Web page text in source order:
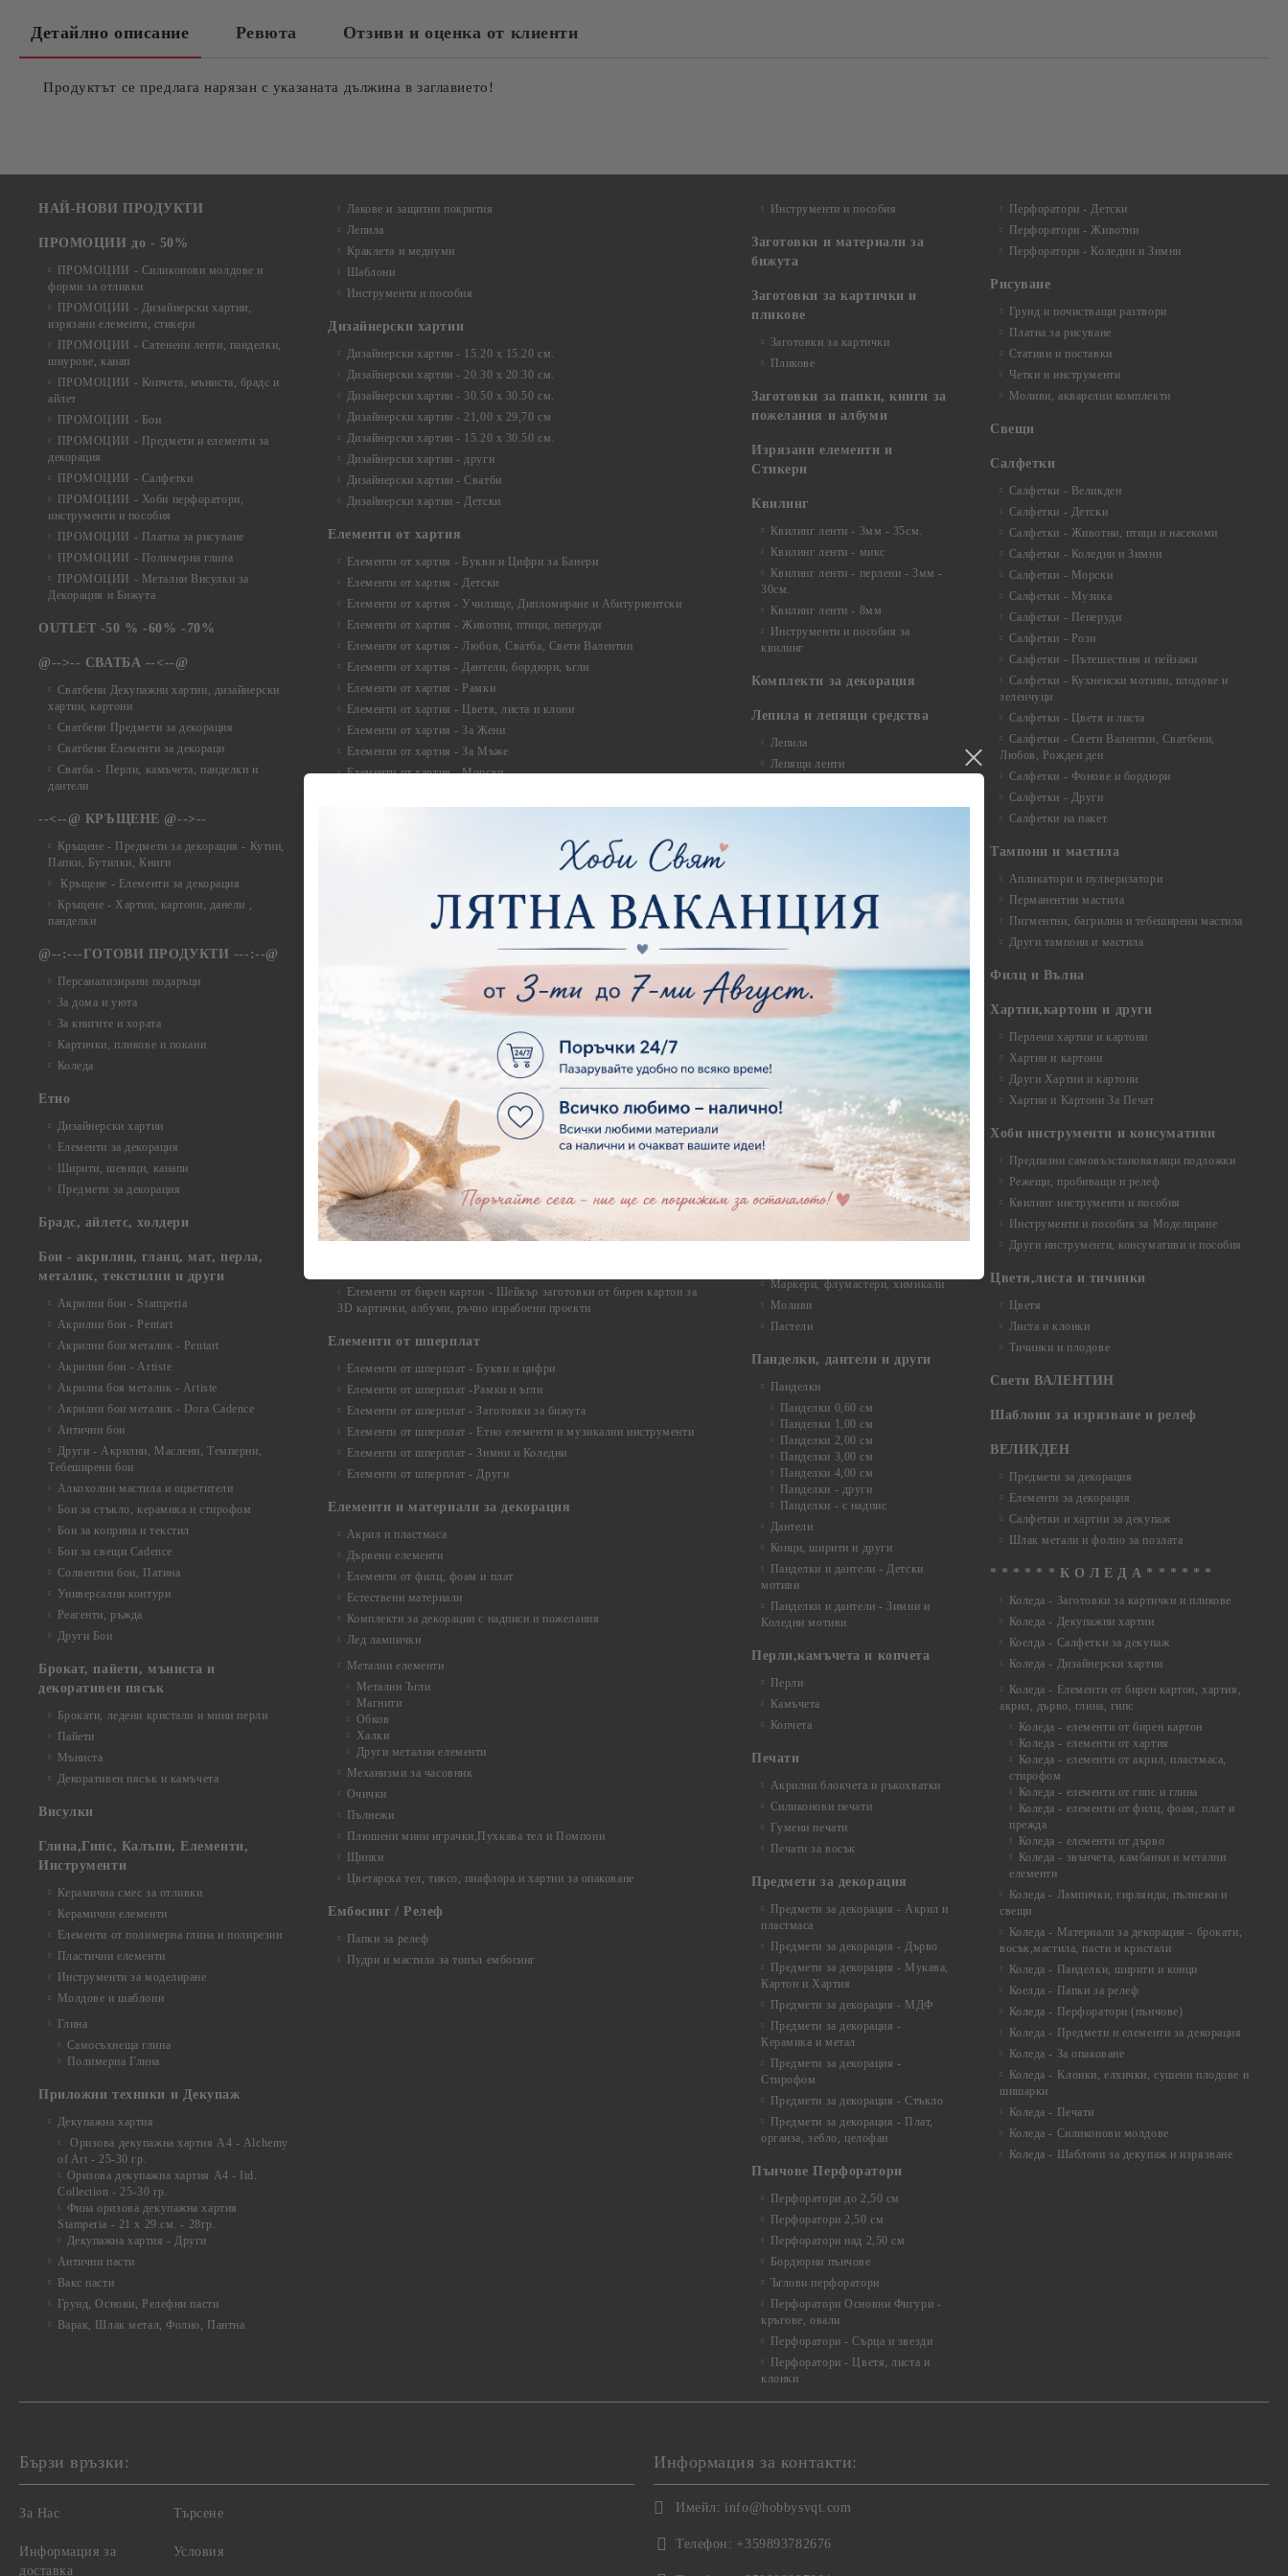
Детайлно описание Ревюта Отзиви и оценка от клиенти
Продуктът се предлага нарязан с указаната дължина в заглавието!
НАЙ-НОВИ ПРОДУКТИ
ПРОМОЦИИ до - 50%
ПРОМОЦИИ - Силиконови молдове и
форми за отливки
ПРОМОЦИИ - Дизайнерски хартии,
изрязани елементи, стикери
ПРОМОЦИИ - Сатенени ленти, панделки,
шнурове, канап
ПРОМОЦИИ - Копчета, мъниста, брадс и
айлет
ПРОМОЦИИ - Бои
ПРОМОЦИИ - Предмети и елементи за
декорация
ПРОМОЦИИ - Салфетки
ПРОМОЦИИ - Хоби перфоратори,
инструменти и пособия
ПРОМОЦИИ - Платна за рисуване
ПРОМОЦИИ - Полимерна глина
ПРОМОЦИИ - Метални Висулки за
Декорация и Бижута
OUTLET -50 % -60% -70%
@-->-- СВАТБА --<--@
Сватбени Декупажни хартии, дизайнерски
хартии, картони
Сватбени Предмети за декорация
Сватбени Елементи за декораци
Сватба - Перли, камъчета, панделки и
дантели
--<--@ КРЪЩЕНЕ @-->--
Кръщене - Предмети за декорация - Кутии,
Папки, Бутилки, Книги
Кръщене - Елементи за декорация
Кръщене - Хартии, картони, данели ,
панделки
@--:---ГОТОВИ ПРОДУКТИ ---:--@
Персанализирани подаръци
За дома и уюта
За книгите и хората
Картички, пликове и покани
Коледа
Етно
Дизайнерски хартии
Елементи за декорация
Ширити, шевици, канапи
Предмети за декорация
Брадс, айлетс, холдери
Бои - акрилни, гланц, мат, перла,
металик, текстилни и други
Акрилни бои - Stamperia
Акрилни бои - Pentart
Акрилни бои металик - Pentart
Акрилни бои - Artiste
Акрилна боя металик - Artiste
Акрилни бои металик - Dora Cadence
Антични бои
Други - Акрилни, Маслени, Темперни,
Тебеширени бои
Алкохолни мастила и оцветители
Бои за стъкло, керамика и стирофом
Бои за коприна и текстил
Бои за свещи Cadence
Солвентни бои, Патина
Универсални контури
Реагенти, ръжда
Други Бои
Брокат, пайети, мъниста и
декоративен пясък
Брокати, ледени кристали и мини перли
Пайети
Мъниста
Декоративен пясък и камъчета
Висулки
Глина,Гипс, Калъпи, Елементи,
Инструменти
Керамична смес за отливки
Керамични елементи
Елементи от полимерна глина и полирезин
Пластични елементи
Инструменти за моделиране
Молдове и шаблони
Глина
Самосъхнеща глина
Полимерна Глина
Приложни техники и Декупаж
Декупажна хартия
Оризова декупажна хартия А4 - Alchemy
of Art - 25-30 гр.
Оризова декупажна хартия А4 - Itd.
Collection - 25-30 гр.
Фина оризова декупажна хартия
Stamperia - 21 х 29.см. - 28гр.
Декупажна хартия - Други
Антични пасти
Вакс пасти
Грунд, Основи, Релефни пасти
Варак, Шлак метал, Фолио, Пантна
Лакове и защитни покрития
Лепила
Краклета и медиуми
Шаблони
Инструменти и пособия
Дизайнерски хартии
Дизайнерски хартии - 15.20 х 15.20 см.
Дизайнерски хартии - 20.30 х 20.30 см.
Дизайнерски хартии - 30.50 х 30.50 см.
Дизайнерски хартии - 21,00 х 29,70 см
Дизайнерски хартии - 15.20 x 30.50 см.
Дизайнерски хартии - други
Дизайнерски хартии - Сватби
Дизайнерски хартии - Детски
Елементи от хартия
Елементи от хартия - Букви и Цифри за Банери
Елементи от хартия - Детски
Елементи от хартия - Училище, Дипломиране и Абитуриентски
Елементи от хартия - Животни, птици, пеперуди
Елементи от хартия - Любов, Сватба, Свети Валентин
Елементи от хартия - Дантели, бордюри, ъгли
Елементи от хартия - Рамки
Елементи от хартия - Цветя, листа и клони
Елементи от хартия - За Жени
Елементи от хартия - За Мъже
Елементи от хартия - Морски
Елементи от хартия - Многопластови елементи
Елементи от хартия - Готови композиции
Елементи от хартия - Микс елементи
Елементи от бирен картон
Елементи от бирен картон - Декоративни рамки
Елементи от бирен картон - Ъгли и орнаменти
Елементи от бирен картон - Сватба
Елементи от бирен картон - Училище, Дипломиране и Завършване
Елементи от бирен картон - Бебшки и Детски елементи
Елементи от бирен картон - Цветя и Животни
Елементи от бирен картон - Стиймпънк и Мъжки елементи
Елементи от бирен картон - Пътешестия - море, планина ,транспорт
Елементи от бирен картон - Други
Елементи от бирен картон - За миниатюри, дълбоки рамки, бебешки
съкровища и екслоадиращи кутии
Елементи от бирен картон - Шейкър заготовки от бирен картон за
3D картички, албуми, ръчно израбоени проекти
Елементи от шперплат
Елементи от шперплат - Букви и цифри
Елементи от шперплат -Рамки и ъгли
Елементи от шперплат - Заготовки за бижута
Елементи от шперплат - Етно елементи и музикални инструменти
Елементи от шперплат - Зимни и Коледни
Елементи от шперплат - Други
Елементи и материали за декорация
Акрил и пластмаса
Дървени елементи
Елементи от филц, фоам и плат
Естествени материали
Комплекти за декорации с надписи и пожелания
Лед лампички
Метални елементи
Метални Ъгли
Магнити
Обков
Халки
Други метални елементи
Механизми за часовник
Очички
Пълнежи
Плюшени мини играчки,Пухкава тел и Помпони
Щипки
Цветарска тел, тиксо, пиафлора и хартии за опаковане
Ембосинг / Релеф
Папки за релеф
Пудри и мастила за топъл ембосинг
Инструменти и пособия
Заготовки и материали за
бижута
Заготовки за картички и
пликове
Заготовки за картички
Пликове
Заготовки за папки, книги за
пожелания и албуми
Изрязани елементи и
Стикери
Квилинг
Квилинг ленти - 3мм - 35см.
Квилинг ленти - микс
Квилинг ленти - перлени - 3мм -
30см.
Квилинг ленти - 8мм
Инструменти и пособия за
квилинг
Комплекти за декорация
Лепила и лепящи средства
Лепила
Лепящи ленти
Макраме Основи - до 6,00 см
Макраме Основи - 7,00 - 15,00 см
Макраме Основи - над 15,00 см
Макраме - Други материали
Опаковки
Мебелен обков и аксесоари
Дръжки
Закачалки
Крака за мебели
Други аксесоари, материали и
Моливи, маркери, химикали,
Маркери, флумастери, химикали
Моливи
Пастели
Панделки, дантели и други
Панделки
Панделки 0,60 см
Панделки 1,00 см
Панделки 2,00 см
Панделки 3,00 см
Панделки 4,00 см
Панделки - други
Панделки - с надпис
Дантели
Конци, ширити и други
Панделки и дантели - Детски
мотиви
Панделки и дантели - Зимни и
Коледни мотиви
Перли,камъчета и копчета
Перли
Камъчета
Копчета
Печати
Акрилни блокчета и ръкохватки
Силиконови печати
Гумени печати
Печати за восък
Предмети за декорация
Предмети за декорация - Акрил и
пластмаса
Предмети за декорация - Дърво
Предмети за декорация - Мукава,
Картон и Хартия
Предмети за декорация - МДФ
Предмети за декорация -
Керамика и метал
Предмети за декорация -
Стирофом
Предмети за декорация - Стъкло
Предмети за декорация - Плат,
органза, зебло, целофан
Пънчове Перфоратори
Перфоратори до 2,50 см
Перфоратори 2,50 см
Перфоратори над 2,50 см
Бордюрни пънчове
Ъглови перфоратори
Перфоратори Основни Фигури -
кръгове, овали
Перфоратори - Сърца и звезди
Перфоратори - Цветя, листа и
клонки
Перфоратори - Детски
Перфоратори - Животни
Перфоратори - Коледни и Зимни
Рисуване
Грунд и почистващи разтвори
Платна за рисуване
Стативи и поставки
Четки и инструменти
Моливи, акварелни комплекти
Свещи
Салфетки
Салфетки - Великден
Салфетки - Детски
Салфетки - Животни, птици и насекоми
Салфетки - Коледни и Зимни
Салфетки - Морски
Салфетки - Музика
Салфетки - Пеперуди
Салфетки - Рози
Салфетки - Пътешествия и пейзажи
Салфетки - Кухненски мотиви, плодове и
зеленчуци
Салфетки - Цветя и листа
Салфетки - Свети Валентин, Сватбени,
Любов, Рожден ден
Салфетки - Фонове и бордюри
Салфетки - Други
Салфетки на пакет
Тампони и мастила
Апликатори и пулверизатори
Перманентни мастила
Пигментни, багрилни и тебеширени мастила
Други тампони и мастила
Филц и Вълна
Хартии,картони и други
Перлени хартии и картони
Хартии и картони
Други Хартии и картони
Хартии и Картони За Печат
Хоби инструменти и консумативи
Предпазни самовъзстановяващи подложки
Режещи, пробиващи и релеф
Квилинг инструменти и пособия
Инструменти и пособия за Моделиране
Други инструменти, консумативи и пособия
Цветя,листа и тичинки
Цветя
Листа и клонки
Тичинки и плодове
Свети ВАЛЕНТИН
Шаблони за изрязване и релеф
ВЕЛИКДЕН
Предмети за декорация
Елементи за декорация
Салфетки и хартии за декупаж
Шлак метали и фолио за позлата
* * * * * * К О Л Е Д А * * * * * *
Коледа - Заготовки за картички и пликове
Коледа - Декупажни хартии
Коелда - Салфетки за декупаж
Коледа - Дизайнерски хартии
Коледа - Eлементи от бирен картон, хартия,
акрил, дърво, глина, гипс
Коледа - елементи от бирен картон
Коледа - елементи от хартия
Коледа - елементи от акрил, пластмаса,
стирофом
Коледа - елементи от гипс и глина
Коледа - елементи от филц, фоам, плат и
прежда
Коледа - елементи от дърво
Коледа - звънчета, камбанки и метални
елементи
Коледа - Лампички, гирлянди, пълнежи и
свещи
Коледа - Материали за декорация - брокати,
восък,мастила, пасти и кристали
Коледа - Панделки, ширити и конци
Коелда - Папки за релеф
Коледа - Перфоратори (пънчове)
Коледа - Предмети и елементи за декорация
Коледа - За опаковане
Коледа - Kлонки, елхички, сушени плодове и
шишарки
Коледа - Печати
Коледа - Силиконови молдове
Коледа - Шаблони за декупаж и изрязване
Бързи връзки:
За Нас
Информация за
доставка
Търсене
Условия
Информация за контакти:
Имейл: info@hobbysvqt.com
Телефон: +359893782676